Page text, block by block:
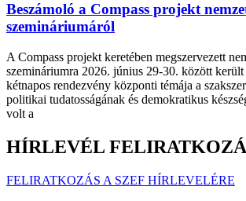
Beszámoló a Compass projekt
szemináriumáról
A Compass projekt keretében megszervezett
szemináriumra 2026. június 29-30. között került
kétnapos rendezvény központi témája a
politikai tudatosságának és demokratikus
volt a
HÍRLEVÉL
FELIRATKOZÁS A SZEF HÍRLEVELÉRE